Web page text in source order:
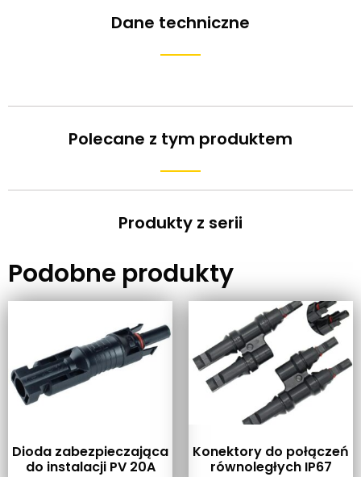
Dane techniczne
Polecane z tym produktem
Produkty z serii
Podobne produkty
Dioda zabezpieczająca
do instalacji PV 20A
Konektory do połączeń
równoległych IP67